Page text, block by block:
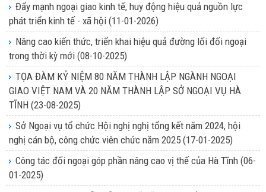
Đẩy mạnh ngoại giao kinh tế, huy động hiệu quả nguồn lực
phát triển kinh tế - xã hội (11-01-2026)
Nâng cao kiến thức, triển khai hiệu quả đường lối đối ngoại
trong thời kỳ mới (08-10-2025)
TỌA ĐÀM KỶ NIỆM 80 NĂM THÀNH LẬP NGÀNH NGOẠI
GIAO VIỆT NAM VÀ 20 NĂM THÀNH LẬP SỞ NGOẠI VỤ HÀ
TĨNH (23-08-2025)
Sở Ngoại vụ tổ chức Hội nghị nghị tổng kết năm 2024, hội
nghị cán bộ, công chức viên chức năm 2025 (17-01-2025)
Công tác đối ngoại góp phần nâng cao vị thế của Hà Tĩnh (06-
01-2025)